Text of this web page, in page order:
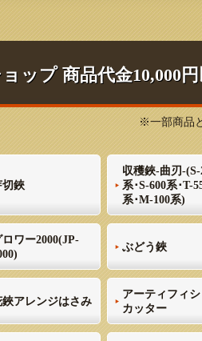
ップ 商品代金10,000
※一部商品
切鋏
収穫鋏-曲刃-(S-
系･S-600系･T-
系･M-100系)
ロワー2000(JP-
ぶどう鋏
鋏アレンジはさみ
アーティフィ
カッター